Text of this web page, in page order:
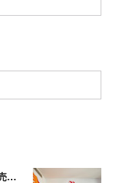
パークホテル東京 アーティストルーム販売開始